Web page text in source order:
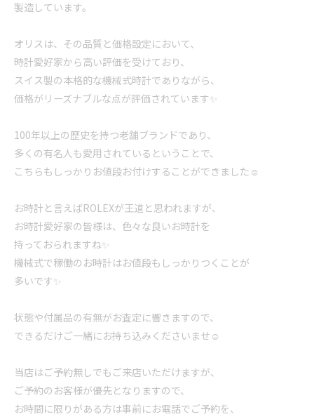
製造しています。
オリスは、その品質と価格設定において、
時計愛好家から高い評価を受けており、
スイス製の本格的な機械式時計でありながら、
価格がリーズナブルな点が評価されています✨
100年以上の歴史を持つ老舗ブランドであり、
多くの有名人も愛用されているということで、
こちらもしっかりお値段お付けすることができました☺️
お時計と言えばROLEXが王道と思われますが、
お時計愛好家の皆様は、色々な良いお時計を
持っておられますね✨
機械式で稼働のお時計はお値段もしっかりつくことが
多いです✨
状態や付属品の有無がお査定に響きますので、
できるだけご一緒にお持ち込みくださいませ☺️
当店はご予約無しでもご来店いただけますが、
ご予約のお客様が優先となりますので、
お時間に限りがある方は事前にお電話でご予約を、